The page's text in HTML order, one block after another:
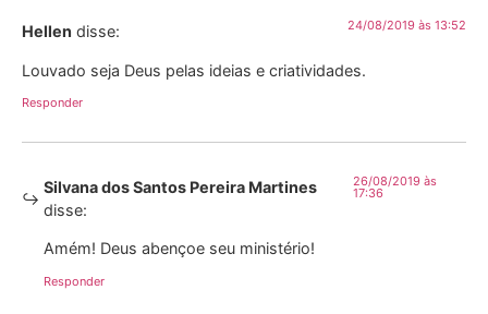
Hellen disse: 24/08/2019 às 13:52
Louvado seja Deus pelas ideias e criatividades.
Responder
Silvana dos Santos Pereira Martines
disse:
26/08/2019 às
17:36
Amém! Deus abençoe seu ministério!
Responder